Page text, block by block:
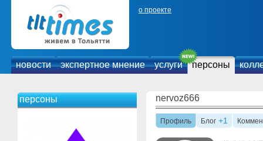
о проекте
новости экспертное мнение услуги персоны
персоны nervoz666
Профиль Блог +1